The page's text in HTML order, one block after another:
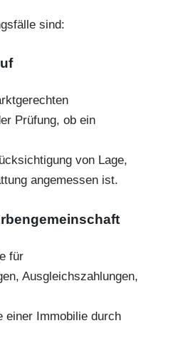
sind:
Prüfung, ob ein
von Lage,
angemessen ist.
für
Ausgleichszahlungen,
einer Immobilie durch